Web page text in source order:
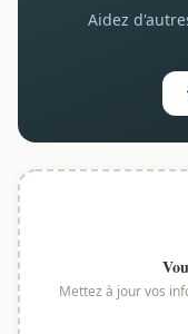
Aidez
Mettez à jour vos